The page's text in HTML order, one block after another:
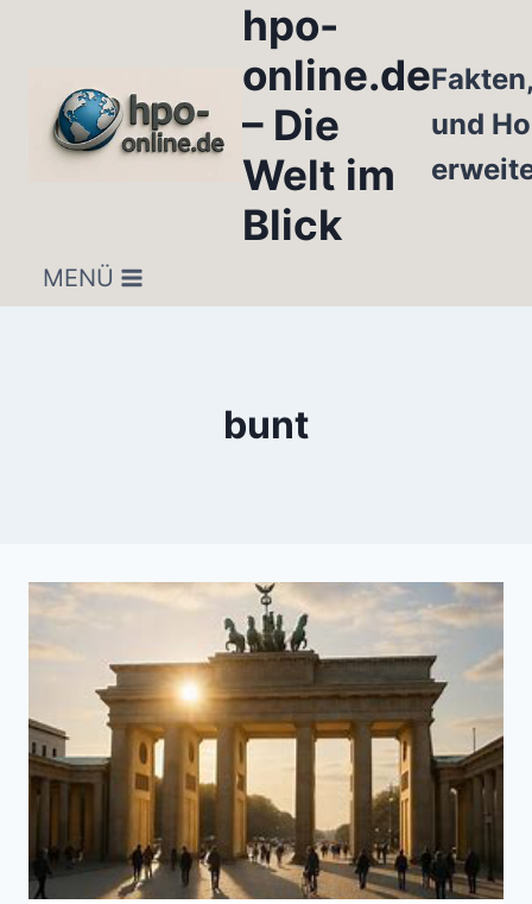
hpo-
online.de
– Die
Welt im
Blick
und
MENÜ
bunt